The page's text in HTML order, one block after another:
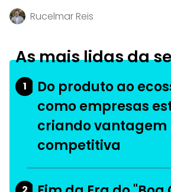
Rucelmar Reis
As mais lidas da
1
Do produto ao
como empresas
criando vantagem
competitiva